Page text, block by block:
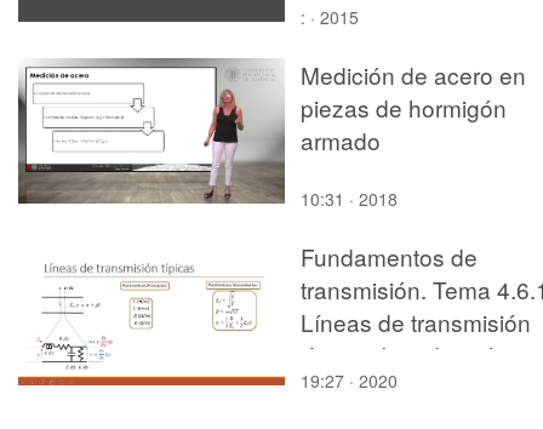
: · 2015
Medición de acero en
piezas de hormigón
armado
10:31 · 2018
Fundamentos de
transmisión. Tema
Líneas de transmisión
típicas. Introducción.
19:27 · 2020